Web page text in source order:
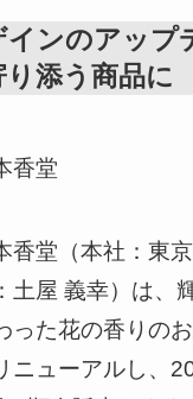
ンのアップ
添う商品に
香堂
香堂（本社：東
土屋 義幸）は、
った花の香りの
ニューアルし、